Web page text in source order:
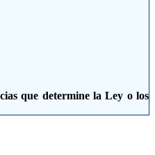
que determine la Ley o los